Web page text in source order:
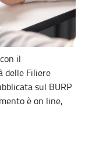
il
delle Filiere
sul BURP
è on line,